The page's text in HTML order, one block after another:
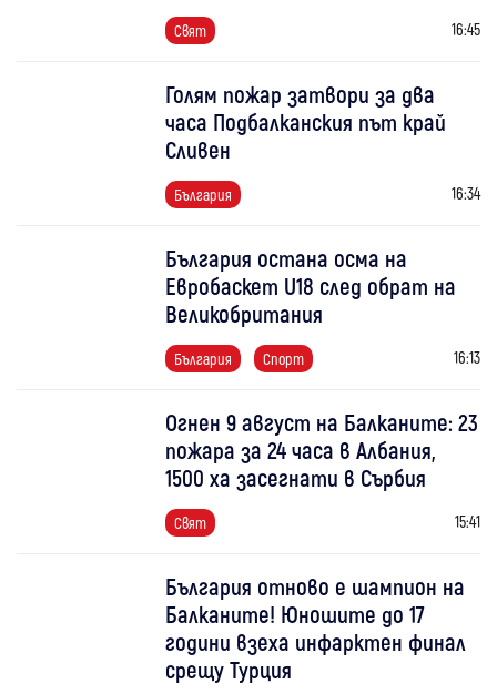
Свят 16:45
Голям пожар затвори за два
часа Подбалканския път край
Сливен
България 16:34
България остана осма на
Евробаскет U18 след обрат на
Великобритания
България Спорт 16:13
Огнен 9 август на Балканите: 23
пожара за 24 часа в Албания,
1500 ха засегнати в Сърбия
Свят 15:41
България отново е шампион на
Балканите! Юношите до 17
години взеха инфарктен финал
срещу Турция